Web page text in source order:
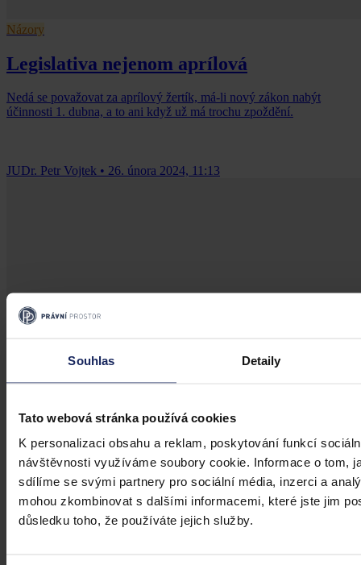
Souhlas Detaily
Tato webová stránka používá cookies
K personalizaci obsahu a reklam, poskytování funkcí
návštěvnosti využíváme soubory cookie. Informace o tom,
sdílíme se svými partnery pro sociální média, inzerci a
mohou zkombinovat s dalšími informacemi, které jste jim
důsledku toho, že používáte jejich služby.
Názory
Legislativa nejenom aprílová
Nedá se považovat za aprílový žertík, má-li nový zákon nabýt
účinnosti 1. dubna, a to ani když už má trochu zpoždění.
JUDr. Petr Vojtek • 26. února 2024, 11:13
Články